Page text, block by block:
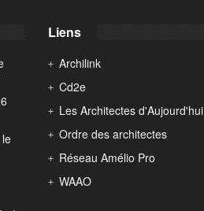
le
Liens
Archilink
Cd2e
Les Architectes d'Aujourd'hui
Ordre des architectes
Réseau Amélio Pro
WAAO